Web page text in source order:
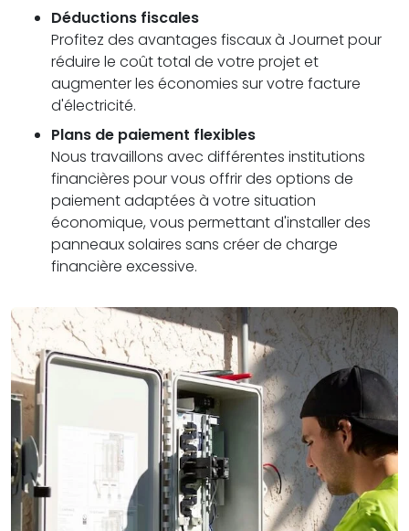
Déductions fiscales
Profitez des avantages fiscaux à Journet pour
réduire le coût total de votre projet et
augmenter les économies sur votre facture
d'électricité.
Plans de paiement flexibles
Nous travaillons avec différentes institutions
financières pour vous offrir des options de
paiement adaptées à votre situation
économique, vous permettant d'installer des
panneaux solaires sans créer de charge
financière excessive.